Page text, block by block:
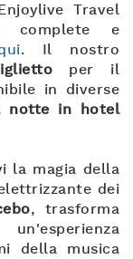
Travel
complete e
. Il nostro
per il
in diverse
notte in hotel
la magia della
dei
, trasforma
della musica